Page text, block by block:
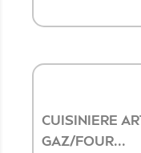
CUISINIERE
GAZ/FOUR...